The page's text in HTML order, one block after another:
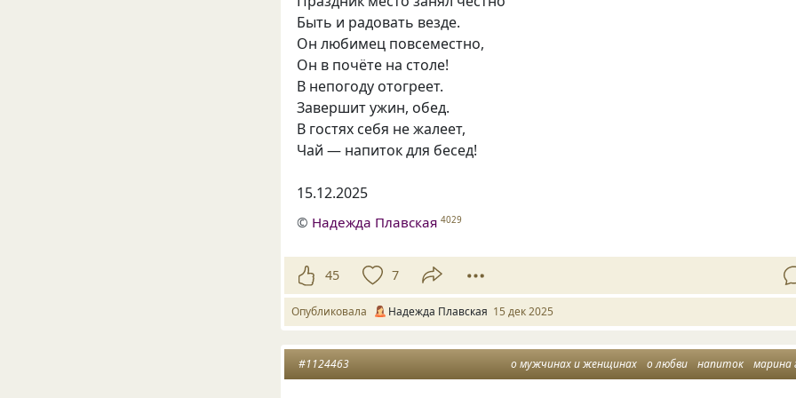
Быть и радовать везде.
Он любимец повсеместно,
Он в почёте на столе!
В непогоду отогреет.
Завершит ужин, обед.
В гостях себя не жалеет,
Чай — напиток для бесед!
15.12.2025
© Надежда Плавская 4029
45 7
Опубликовала Надежда Плавская 15 дек 2025
о мужчинах и женщинах о любви напиток марина
#1124463